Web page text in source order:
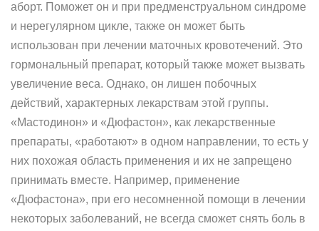
аборт. Поможет он и при предменструальном синдроме
и нерегулярном цикле, также он может быть
использован при лечении маточных кровотечений. Это
гормональный препарат, который также может вызвать
увеличение веса. Однако, он лишен побочных
действий, характерных лекарствам этой группы.
«Мастодинон» и «Дюфастон», как лекарственные
препараты, «работают» в одном направлении, то есть у
них похожая область применения и их не запрещено
принимать вместе. Например, применение
«Дюфастона», при его несомненной помощи в лечении
некоторых заболеваний, не всегда сможет снять боль в